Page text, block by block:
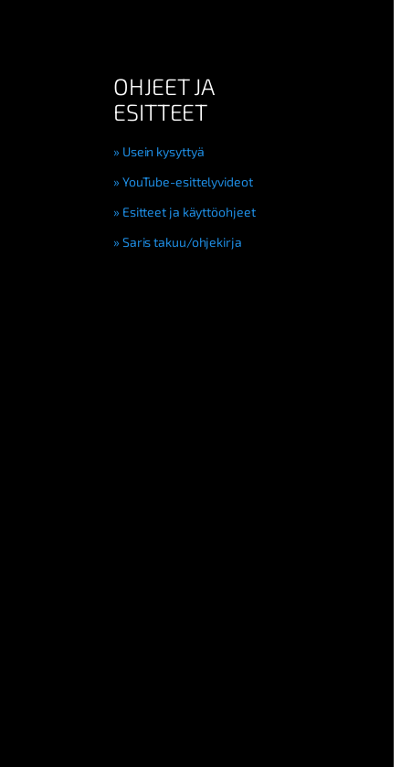
OHJEET JA
ESITTEET
Usein kysyttyä
YouTube-esittelyvideot
Esitteet ja käyttöohjeet
Saris takuu/ohjekirja